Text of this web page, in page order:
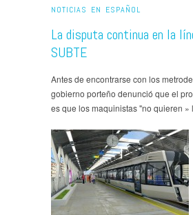
NOTICIAS EN ESPAÑOL
La disputa continua en la
SUBTE
Antes de encontrarse con los
gobierno porteño denunció que el
es que los maquinistas "no quieren »